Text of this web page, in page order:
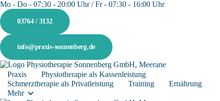
Mo - Do - 07:30 - 20:00 Uhr / Fr - 07:30 - 16:00 Uhr
03764 / 3132
info@praxis-sonnenberg.de
Praxis
Physiotherapie als Kassenleistung
Schmerztherapie als Privatleistung
Training
Ernährung
Mehr